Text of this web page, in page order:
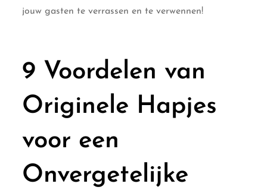
jouw gasten te verrassen en te verwennen!
9 Voordelen van
Originele Hapjes
voor een
Onvergetelijke